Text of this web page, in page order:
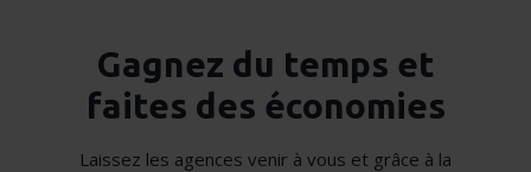
Gagnez du temps et
faites des économies
Laissez les agences venir à vous et grâce à la